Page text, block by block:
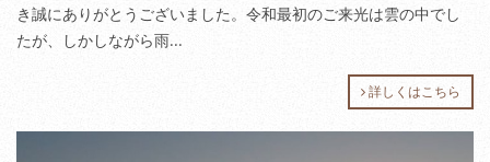
き誠にありがとうございました。令和最初のご来光は雲の中でし
たが、しかしながら雨...
詳しくはこちら